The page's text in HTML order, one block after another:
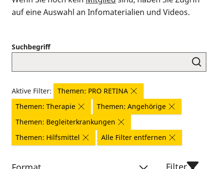
auf eine Auswahl an Infomaterialien und Videos.
Suchbegriff
Aktive Filter:
Themen: PRO RETINA
Themen: Therapie
Themen: Angehörige
Themen: Begleiterkrankungen
Themen: Hilfsmittel
Alle Filter entfernen
Filter